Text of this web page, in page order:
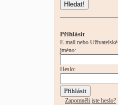
Hledat!
Přihlásit
E-mail nebo Uživatelské
jméno:
Heslo:
Zapomněli jste heslo?